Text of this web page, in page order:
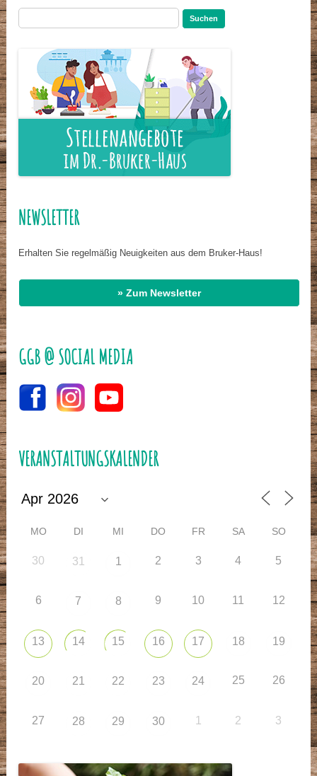
nach:
NEWSLETTER
Erhalten Sie regelmäßig Neuigkeiten aus dem Bruker-Haus!
» Zum Newsletter
GGB @ SOCIAL MEDIA
VERANSTALTUNGSKALENDER
MO DI MI DO FR SA SO
30 31 1 2 3 4 5
6 7 8 9 10 11 12
13 14 15 16 17 18 19
20 21 22 23 24 25 26
27 28 29 30 1 2 3